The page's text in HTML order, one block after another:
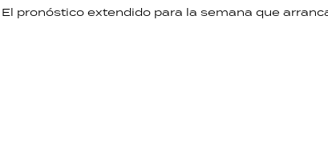
El pronóstico extendido para la semana que